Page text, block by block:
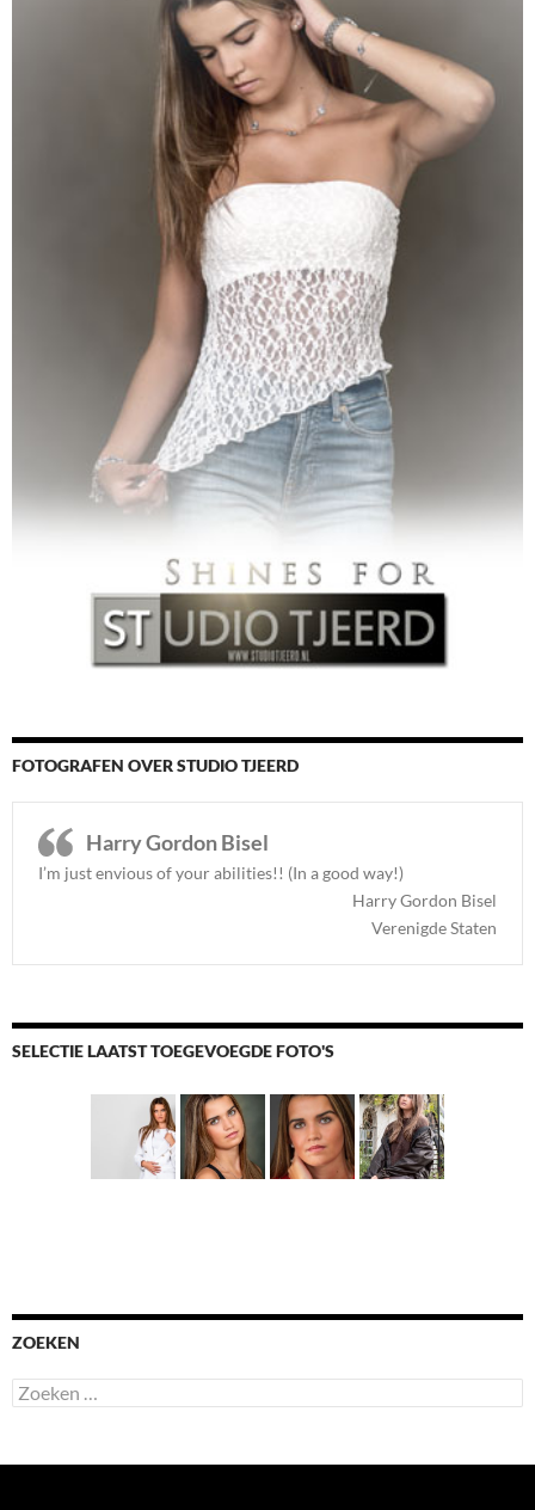
FOTOGRAFEN OVER STUDIO TJEERD
Harry Gordon Bisel
I’m just envious of your abilities!! (In a good way!)
Harry Gordon Bisel
Verenigde Staten
SELECTIE LAATST TOEGEVOEGDE FOTO'S
ZOEKEN
Zoeken
naar: